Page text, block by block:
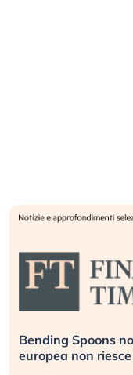
Bending Spoons
europea non